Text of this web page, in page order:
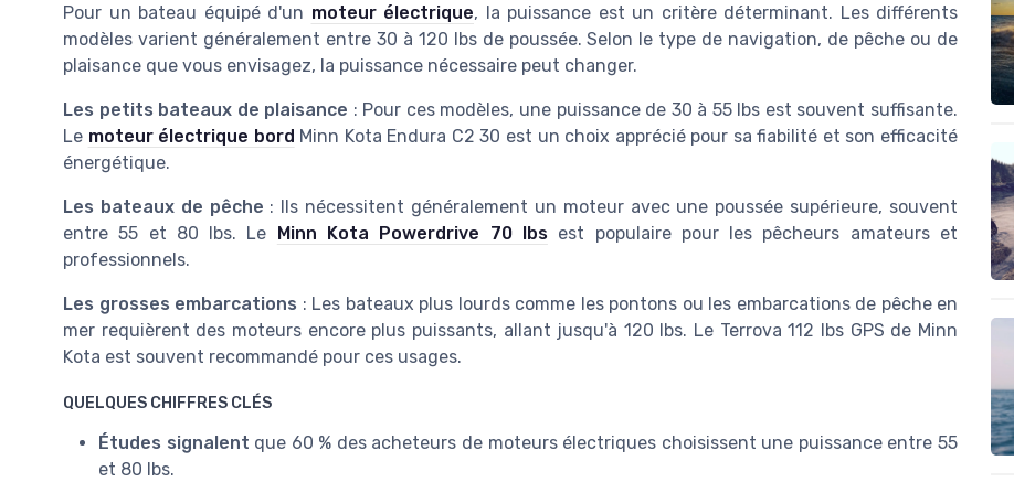
Pour un bateau équipé d'un moteur électrique, la puissance est un critère déterminant. Les différents
modèles varient généralement entre 30 à 120 lbs de poussée. Selon le type de navigation, de pêche ou de
plaisance que vous envisagez, la puissance nécessaire peut changer.
Les petits bateaux de plaisance : Pour ces modèles, une puissance de 30 à 55 lbs est souvent suffisante.
Le moteur électrique bord Minn Kota Endura C2 30 est un choix apprécié pour sa fiabilité et son efficacité
énergétique.
Les bateaux de pêche : Ils nécessitent généralement un moteur avec une poussée supérieure, souvent
entre 55 et 80 lbs. Le Minn Kota Powerdrive 70 lbsest populaire pour les pêcheurs amateurs et
professionnels.
Les grosses embarcations : Les bateaux plus lourds comme les pontons ou les embarcations de pêche en
mer requièrent des moteurs encore plus puissants, allant jusqu'à 120 lbs. Le Terrova 112 lbs GPS de Minn
Kota est souvent recommandé pour ces usages.
QUELQUES CHIFFRES CLÉS
Études signalent que 60 % des acheteurs de moteurs électriques choisissent une puissance entre 55
et 80 lbs.